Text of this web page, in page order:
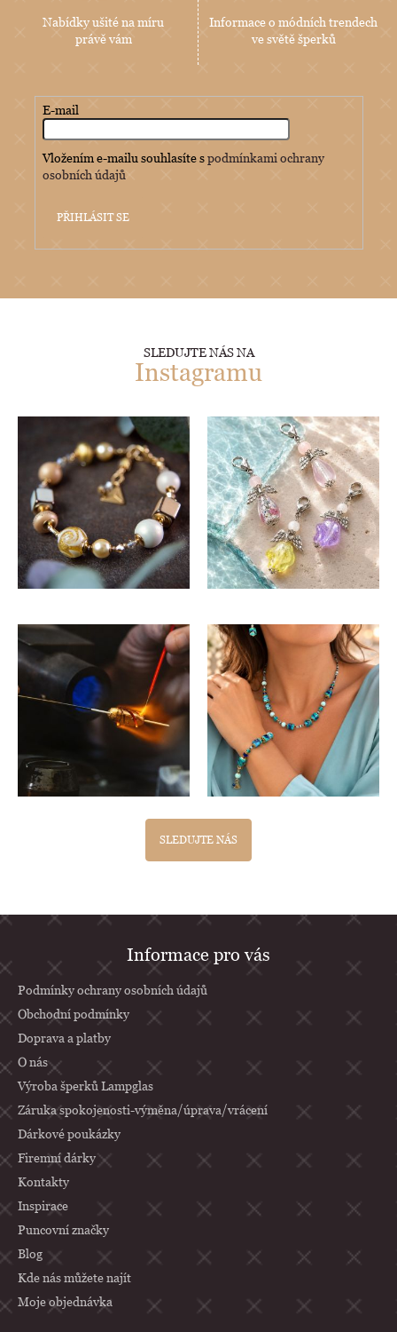
Nabídky ušité na míru
právě vám
Informace o módních trendech
ve světě šperků
E-mail
Vložením e-mailu souhlasíte spodmínkami ochrany
osobních údajů
PŘIHLÁSIT SE
SLEDUJTE NÁS NA
Instagramu
SLEDUJTE NÁS
á
a
í
Informace pro vás
Podmínky ochrany osobních údajů
Obchodní podmínky
Doprava a platby
O nás
Výroba šperků Lampglas
Záruka spokojenosti-výměna/úprava/vrácení
Dárkové poukázky
Firemní dárky
Kontakty
Inspirace
Puncovní značky
Blog
Kde nás můžete najít
Moje objednávka